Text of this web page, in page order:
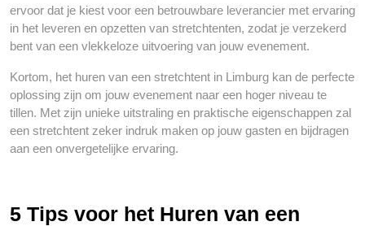
ervoor dat je kiest voor een betrouwbare leverancier met ervaring
in het leveren en opzetten van stretchtenten, zodat je verzekerd
bent van een vlekkeloze uitvoering van jouw evenement.
Kortom, het huren van een stretchtent in Limburg kan de perfecte
oplossing zijn om jouw evenement naar een hoger niveau te
tillen. Met zijn unieke uitstraling en praktische eigenschappen zal
een stretchtent zeker indruk maken op jouw gasten en bijdragen
aan een onvergetelijke ervaring.
5 Tips voor het Huren van een